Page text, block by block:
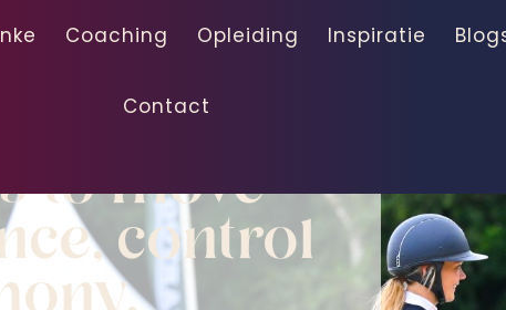
Coaching Opleiding Inspiratie
Contact
to move
control